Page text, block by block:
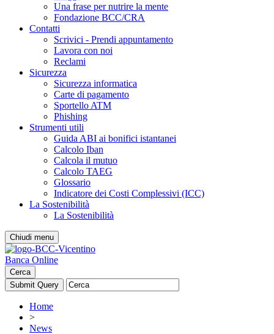
Una frase per nutrire la mente
Fondazione BCC/CRA
Contatti
Scrivici - Prendi appuntamento
Lavora con noi
Reclami
Sicurezza
Sicurezza informatica
Carte di pagamento
Sportello ATM
Phishing
Strumenti utili
Guida ABI ai bonifici istantanei
Calcolo Iban
Calcola il mutuo
Calcolo TAEG
Glossario
Indicatore dei Costi Complessivi (ICC)
La Sostenibilità
La Sostenibilità
Chiudi menu
Banca Online
Cerca
Home
>
News